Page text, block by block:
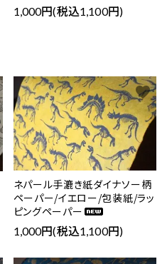
1,000円(税込1,100円)
ネパール手漉き紙ダイナソー柄
ペーパー/イエロー/包装紙/ラッ
ピングペーパー
1,000円(税込1,100円)
favorite